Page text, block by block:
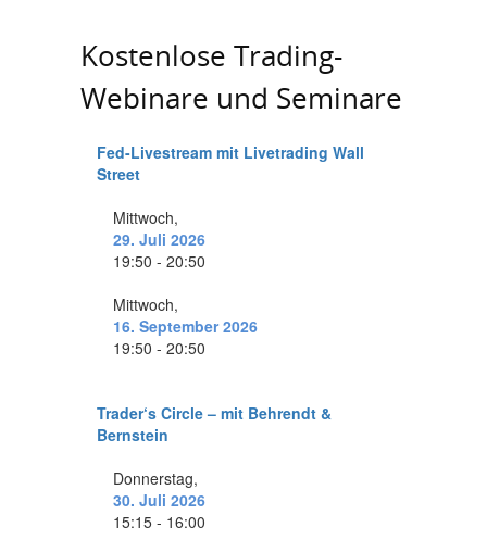
Kostenlose Trading-
Webinare und Seminare